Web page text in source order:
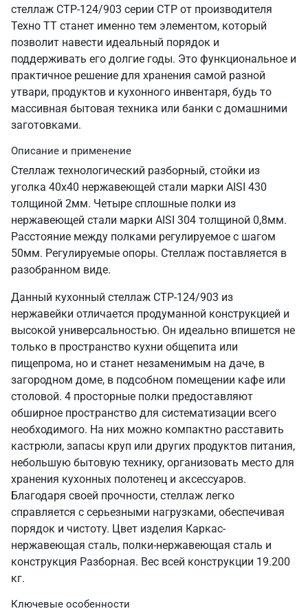
стеллаж СТР-124/903 серии СТР от производителя
Техно ТТ станет именно тем элементом, который
позволит навести идеальный порядок и
поддерживать его долгие годы. Это функциональное и
практичное решение для хранения самой разной
утвари, продуктов и кухонного инвентаря, будь то
массивная бытовая техника или банки с домашними
заготовками.
Описание и применение
Стеллаж технологический разборный, стойки из
уголка 40х40 нержавеющей стали марки AISI 430
толщиной 2мм. Четыре сплошные полки из
нержавеющей стали марки AISI 304 толщиной 0,8мм.
Расстояние между полками регулируемое с шагом
50мм. Регулируемые опоры. Стеллаж поставляется в
разобранном виде.
Данный кухонный стеллаж СТР-124/903 из
нержавейки отличается продуманной конструкцией и
высокой универсальностью. Он идеально впишется не
только в пространство кухни общепита или
пищепрома, но и станет незаменимым на даче, в
загородном доме, в подсобном помещении кафе или
столовой. 4 просторные полки предоставляют
обширное пространство для систематизации всего
необходимого. На них можно компактно расставить
кастрюли, запасы круп или других продуктов питания,
небольшую бытовую технику, организовать место для
хранения кухонных полотенец и аксессуаров.
Благодаря своей прочности, стеллаж легко
справляется с серьезными нагрузками, обеспечивая
порядок и чистоту. Цвет изделия Каркас-
нержавеющая сталь, полки-нержавеющая сталь и
конструкция Разборная. Вес всей конструкции 19.200
кг.
Ключевые особенности